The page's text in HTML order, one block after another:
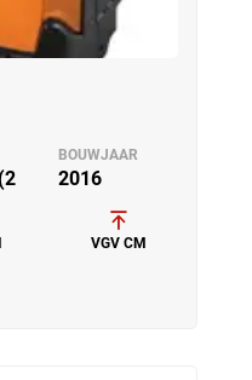
BOUWJAAR
2016
VGV CM